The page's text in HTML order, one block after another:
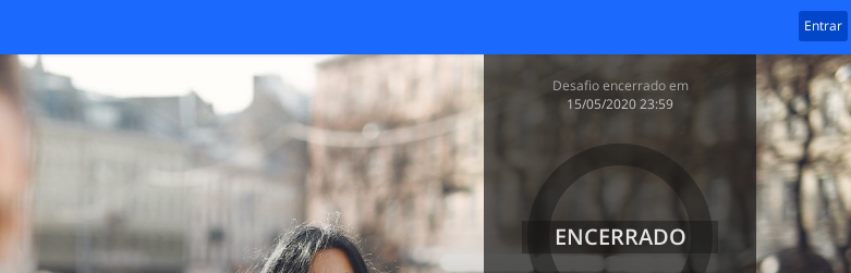
Entrar
Desafio encerrado em
‎15/05/2020 23:59
ENCERRADO